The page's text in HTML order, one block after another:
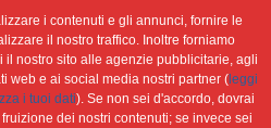
Cultura e società
Scienza&tec
Libri
i contenuti e gli annunci, fornire le
il nostro traffico. Inoltre forniamo
nostro sito alle agenzie pubblicitarie, agli
web e ai social media nostri partner ( leggi
i tuoi dati). Se non sei d'accordo, dovrai
dei nostri contenuti; se invece sei